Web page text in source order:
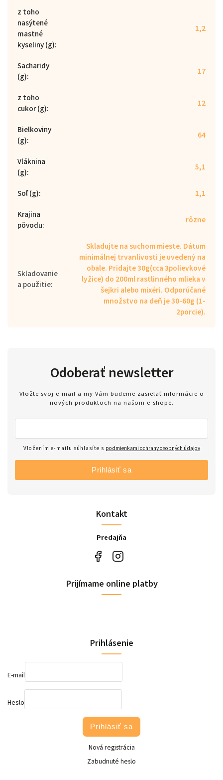
z toho
nasýtené
mastné
kyseliny (g):
1,2
Sacharidy
(g): 17
z toho
cukor (g): 12
Bielkoviny
(g): 64
Vláknina
(g): 5,1
Soľ (g):
1,1
Krajina
pôvodu: rôzne
Skladovanie
a použitie:
Skladujte na suchom mieste. Dátum
minimálnej trvanlivosti je uvedený na
obale. Pridajte 30g(cca 3polievkové
lyžice) do 200ml rastlinného mlieka v
šejkri alebo mixéri. Odporúčané
množstvo na deň je 30-60g (1-
2porcie).
Kontakt
Predajňa
Odoberať newsletter
Vložte svoj e-mail a my Vám budeme zasielať informácie o
nových produktoch na našom e-shope.
Vložením e-mailu súhlasíte s podmienkami ochrany osobných údajov
Prihlásiť sa
Prijímame online platby
Prihlásenie
E-mail
Heslo
Prihlásiť sa
Nová registrácia
Zabudnuté heslo